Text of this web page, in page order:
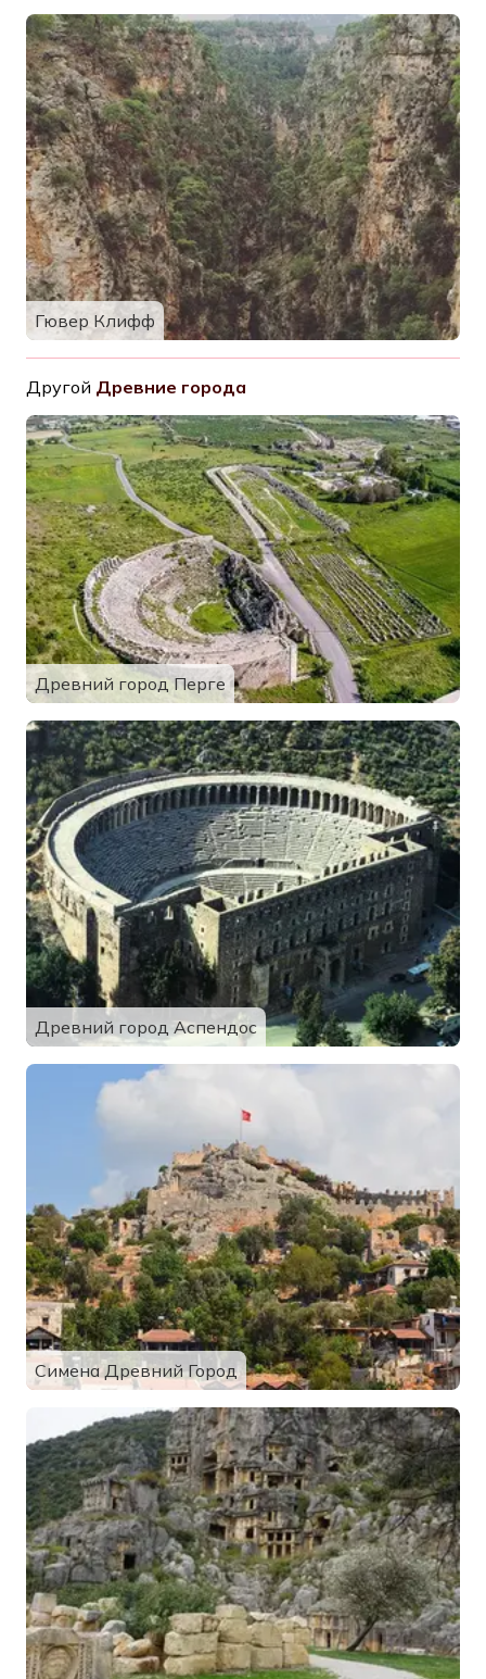
Гювер Клифф
Другой Древние города
Древний город Перге
Древний город Аспендос
Симена Древний Город